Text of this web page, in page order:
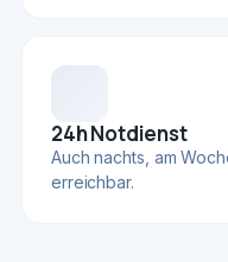
24h Notdienst
Auch nachts, am
erreichbar.